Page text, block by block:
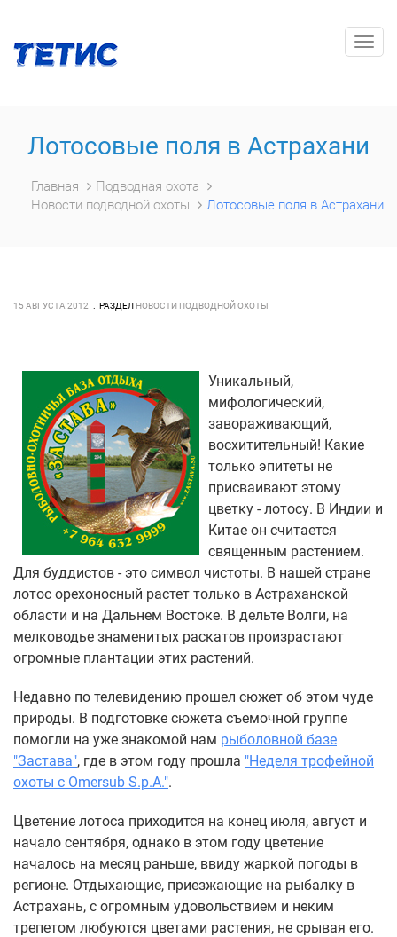
Лотосовые поля в Астрахани
Главная
Подводная охота
Новости подводной охоты
Лотосовые поля в Астрахани
15 АВГУСТА 2012 РАЗДЕЛ НОВОСТИ ПОДВОДНОЙ ОХОТЫ
Уникальный,
мифологический,
завораживающий,
восхитительный! Какие
только эпитеты не
присваивают этому
цветку - лотосу. В Индии и
Китае он считается
священным растением.
Для буддистов - это символ чистоты. В нашей стране
лотос орехоносный растет только в Астраханской
области и на Дальнем Востоке. В дельте Волги, на
мелководье знаменитых раскатов произрастают
огромные плантации этих растений.
Недавно по телевидению прошел сюжет об этом чуде
природы. В подготовке сюжета съемочной группе
помогли на уже знакомой нам рыболовной базе
"Застава", где в этом году прошла "Неделя трофейной
охоты с Omersub S.p.A.".
Цветение лотоса приходится на конец июля, август и
начало сентября, однако в этом году цветение
началось на месяц раньше, ввиду жаркой погоды в
регионе. Отдыхающие, приезжающие на рыбалку в
Астрахань, с огромным удовольствием и неким
трепетом любуются цветами растения, не срывая его.